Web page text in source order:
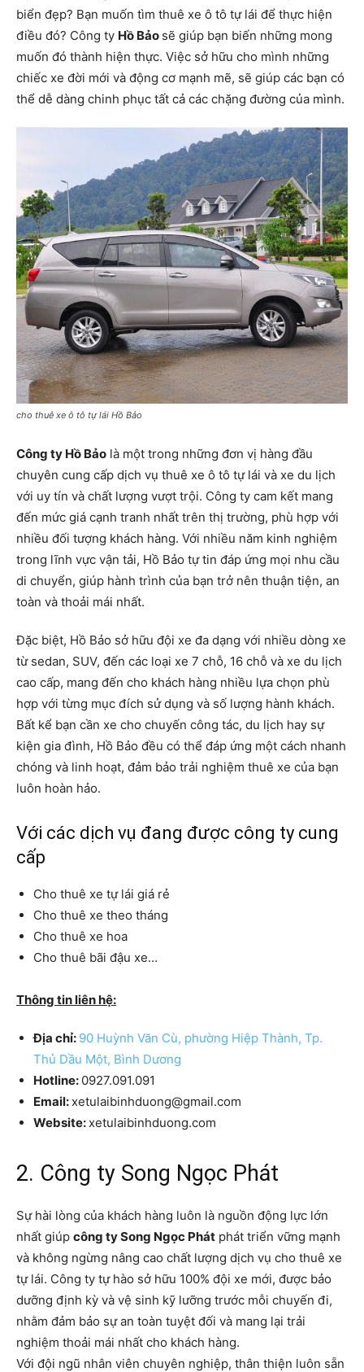
biển đẹp? Bạn muốn tìm thuê xe ô tô tự lái để thực hiện
điều đó? Công ty Hồ Bảo sẽ giúp bạn biến những mong
muốn đó thành hiện thực. Việc sở hữu cho mình những
chiếc xe đời mới và động cơ mạnh mẽ, sẽ giúp các bạn có
thể dễ dàng chinh phục tất cả các chặng đường của mình.
cho thuê xe ô tô tự lái Hồ Bảo
Công ty Hồ Bảo là một trong những đơn vị hàng đầu
chuyên cung cấp dịch vụ thuê xe ô tô tự lái và xe du lịch
với uy tín và chất lượng vượt trội. Công ty cam kết mang
đến mức giá cạnh tranh nhất trên thị trường, phù hợp với
nhiều đối tượng khách hàng. Với nhiều năm kinh nghiệm
trong lĩnh vực vận tải, Hồ Bảo tự tin đáp ứng mọi nhu cầu
di chuyển, giúp hành trình của bạn trở nên thuận tiện, an
toàn và thoải mái nhất.
Đặc biệt, Hồ Bảo sở hữu đội xe đa dạng với nhiều dòng xe
từ sedan, SUV, đến các loại xe 7 chỗ, 16 chỗ và xe du lịch
cao cấp, mang đến cho khách hàng nhiều lựa chọn phù
hợp với từng mục đích sử dụng và số lượng hành khách.
Bất kể bạn cần xe cho chuyến công tác, du lịch hay sự
kiện gia đình, Hồ Bảo đều có thể đáp ứng một cách nhanh
chóng và linh hoạt, đảm bảo trải nghiệm thuê xe của bạn
luôn hoàn hảo.
Với các dịch vụ đang được công ty cung
cấp
Cho thuê xe tự lái giá rẻ
Cho thuê xe theo tháng
Cho thuê xe hoa
Cho thuê bãi đậu xe…
Thông tin liên hệ:
Địa chỉ: 90 Huỳnh Văn Cù, phường Hiệp Thành, Tp.
Thủ Dầu Một, Bình Dương
Hotline: 0927.091.091
Email:xetulaibinhduong@gmail.com
Website:xetulaibinhduong.com
2. Công ty Song Ngọc Phát
Sự hài lòng của khách hàng luôn là nguồn động lực lớn
nhất giúp công ty Song Ngọc Phát phát triển vững mạnh
và không ngừng nâng cao chất lượng dịch vụ cho thuê xe
tự lái. Công ty tự hào sở hữu 100% đội xe mới, được bảo
dưỡng định kỳ và vệ sinh kỹ lưỡng trước mỗi chuyến đi,
nhằm đảm bảo sự an toàn tuyệt đối và mang lại trải
nghiệm thoải mái nhất cho khách hàng.
Với đội ngũ nhân viên chuyên nghiệp, thân thiện luôn sẵn